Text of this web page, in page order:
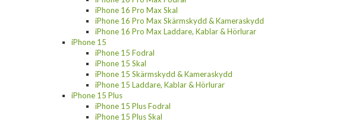
iPhone 16 Pro Max Skal
iPhone 16 Pro Max Skärmskydd & Kameraskydd
iPhone 16 Pro Max Laddare, Kablar & Hörlurar
iPhone 15
iPhone 15 Fodral
iPhone 15 Skal
iPhone 15 Skärmskydd & Kameraskydd
iPhone 15 Laddare, Kablar & Hörlurar
iPhone 15 Plus
iPhone 15 Plus Fodral
iPhone 15 Plus Skal